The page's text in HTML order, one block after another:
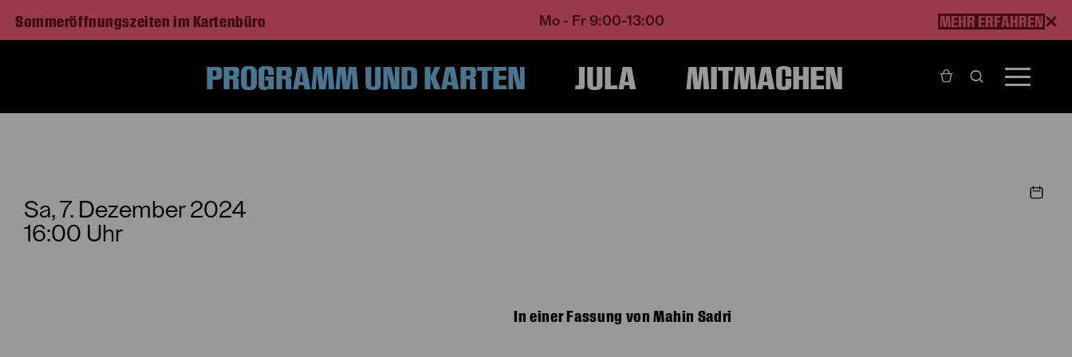
Sommeröffnungszeiten im Kartenbüro Mo - Fr 9:00-13:00 MEHR ERFAHREN
PROGRAMM UND KARTEN JULA MITMACHEN
Sa, 7. Dezember 2024
16:00 Uhr
In einer Fassung von Mahin Sadri